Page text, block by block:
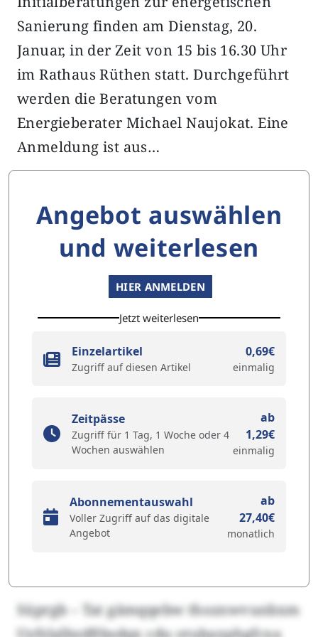
Sanierung finden am Dienstag, 20.
Januar, in der Zeit von 15 bis 16.30 Uhr
im Rathaus Rüthen statt. Durchgeführt
werden die Beratungen vom
Energieberater Michael Naujokat. Eine
Anmeldung ist aus…
Angebot auswählen
und weiterlesen
HIER ANMELDEN
Jetzt weiterlesen
Einzelartikel
Zugriff auf diesen Artikel
0,69€
einmalig
Zeitpässe
Zugriff für 1 Tag, 1 Woche oder 4
Wochen auswählen
ab
1,29€
einmalig
Abonnementauswahl
Voller Zugriff auf das digitale
Angebot
ab
27,40€
monatlich
Süprgb – Tat gämqqebw thoznwvunbxm